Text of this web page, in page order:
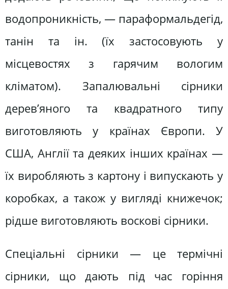
водопроникність, — параформальдегід,
танін та ін. (їх застосовують у
місцевостях з гарячим вологим
кліматом). Запалювальні сірники
дерев’яного та квадратного типу
виготовляють у країнах Європи. У
США, Англії та деяких інших країнах —
їх виробляють з картону і випускають у
коробках, а також у вигляді книжечок;
рідше виготовляють воскові сірники.
Спеціальні сірники — це термічні
сірники, що дають під час горіння